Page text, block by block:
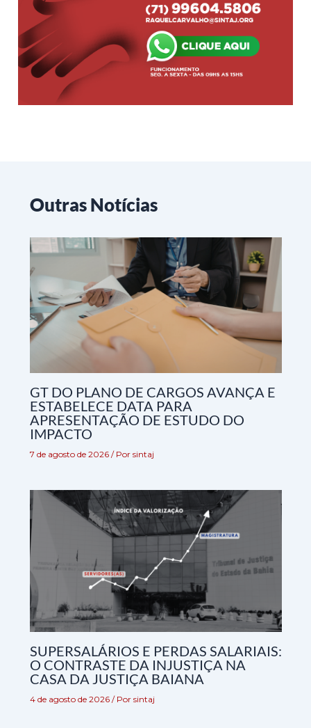
Outras Notícias
GT DO PLANO DE CARGOS AVANÇA E
ESTABELECE DATA PARA
APRESENTAÇÃO DE ESTUDO DO
IMPACTO
7 de agosto de 2026 / Por sintaj
SUPERSALÁRIOS E PERDAS SALARIAIS:
O CONTRASTE DA INJUSTIÇA NA
CASA DA JUSTIÇA BAIANA
4 de agosto de 2026 / Por sintaj